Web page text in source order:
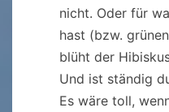
nicht. Oder für
hast (bzw.
blüht der
Und ist ständig
Es wäre toll,